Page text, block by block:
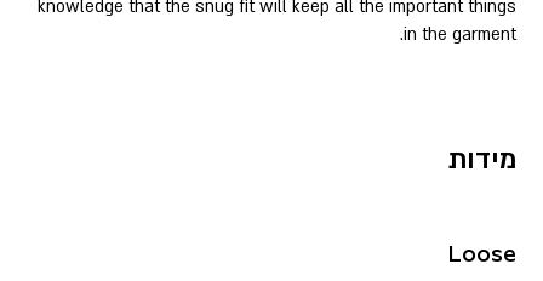
knowledge that the snug fit will keep all the important things
in the garment.
מידות
Loose